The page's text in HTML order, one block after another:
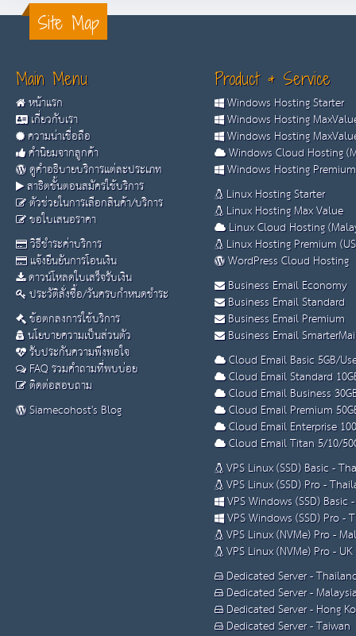
Site Map
Main Menu
หน้าแรก
เกี่ยวกับเรา
ความน่าเชื่อถือ
คำนิยมจากลูกค้า
ดูคำอธิบายบริการแต่ละประเภท
สาธิตขั้นตอนสมัครใช้บริการ
ตัวช่วยในการเลือกสินค้า/บริการ
ขอใบเสนอราคา
วิธีชำระค่าบริการ
แจ้งยืนยันการโอนเงิน
ดาวน์โหลดใบเสร็จรับเงิน
ประวัติสั่งซื้อ/วันครบกำหนดชำระ
ข้อตกลงการใช้บริการ
นโยบายความเป็นส่วนตัว
รับประกันความพึงพอใจ
FAQ รวมคำถามที่พบบ่อย
ติดต่อสอบถาม
Siamecohost's Blog
Product & Service
Windows Hosting Starter
Windows Hosting
Windows Hosting
Windows Cloud Hosting
Windows Hosting
Linux Hosting Starter
Linux Hosting Max Value
Linux Cloud Hosting
Linux Hosting Premium
WordPress Cloud Hosting
Business Email Economy
Business Email Standard
Business Email Premium
Business Email
Cloud Email Basic 5GB/
Cloud Email Standard
Cloud Email Business
Cloud Email Premium
Cloud Email Enterprise
Cloud Email Titan 5/10/
VPS Linux (SSD) Basic -
VPS Linux (SSD) Pro -
VPS Windows (SSD) Basic
VPS Windows (SSD) Pro -
VPS Linux (NVMe) Pro -
VPS Linux (NVMe) Pro - UK
Dedicated Server -
Dedicated Server -
Dedicated Server - Hong
Dedicated Server - Taiwan